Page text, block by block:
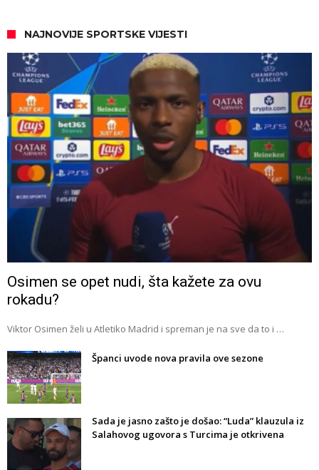
NAJNOVIJE SPORTSKE VIJESTI
Osimen se opet nudi, šta kažete za ovu
rokadu?
Viktor Osimen želi u Atletiko Madrid i spreman je na sve da to i …
Španci uvode nova pravila ove sezone
Sada je jasno zašto je došao: “Luda” klauzula iz
Salahovog ugovora s Turcima je otkrivena